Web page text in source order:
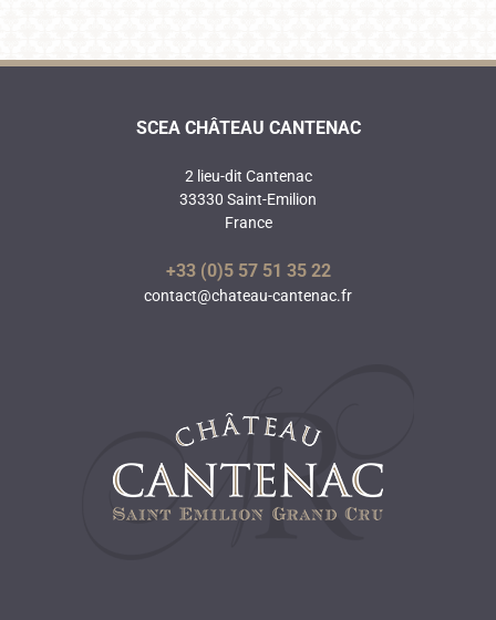
SCEA CHÂTEAU CANTENAC
2 lieu-dit Cantenac
33330 Saint-Emilion
France
+33 (0)5 57 51 35 22
contact@chateau-cantenac.fr